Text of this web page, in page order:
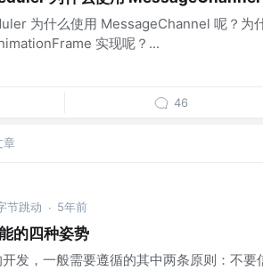
为什么使用 MessageChannel 呢？为
实现呢？...
46
章
节跳动 · 5年前
的四种姿势
发，一般需要遵循的其中两条原则：不